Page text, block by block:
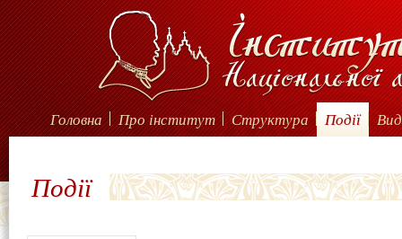
Головна Про інститут Структура Події
Події